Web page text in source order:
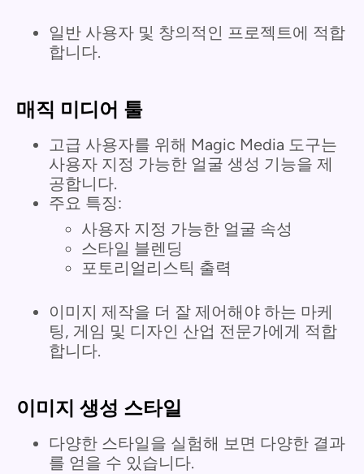
일반 사용자 및 창의적인 프로젝트에 적합
합니다.
매직 미디어 툴
고급 사용자를 위해 Magic Media 도구는
사용자 지정 가능한 얼굴 생성 기능을 제
공합니다.
주요 특징:
사용자 지정 가능한 얼굴 속성
스타일 블렌딩
포토리얼리스틱 출력
이미지 제작을 더 잘 제어해야 하는 마케
팅, 게임 및 디자인 산업 전문가에게 적합
합니다.
이미지 생성 스타일
다양한 스타일을 실험해 보면 다양한 결과
를 얻을 수 있습니다.